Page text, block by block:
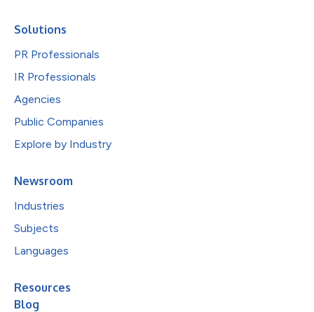
Solutions
PR Professionals
IR Professionals
Agencies
Public Companies
Explore by Industry
Newsroom
Industries
Subjects
Languages
Resources
Blog